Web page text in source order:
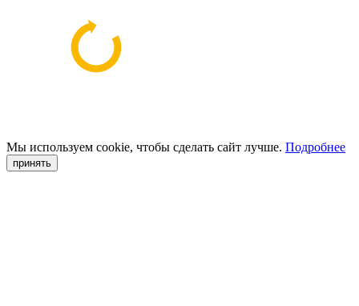
Мы используем cookie, чтобы сделать сайт лучше. Подробнее
принять